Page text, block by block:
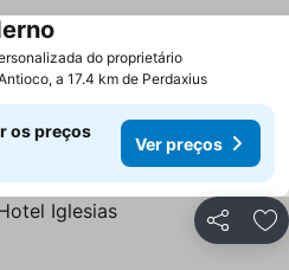
do proprietário
a 17.4 km de Perdaxius
os preços
Ver preços
Partilhar